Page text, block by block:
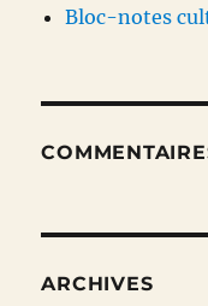
Bloc-notes
ARCHIVES